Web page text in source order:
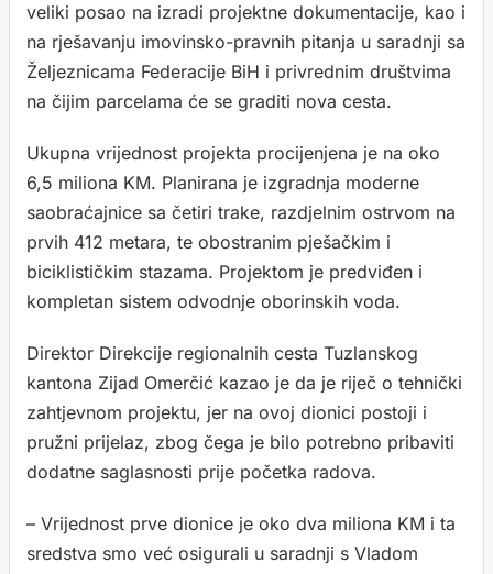
veliki posao na izradi projektne dokumentacije, kao i
na rješavanju imovinsko-pravnih pitanja u saradnji sa
Željeznicama Federacije BiH i privrednim društvima
na čijim parcelama će se graditi nova cesta.
Ukupna vrijednost projekta procijenjena je na oko
6,5 miliona KM. Planirana je izgradnja moderne
saobraćajnice sa četiri trake, razdjelnim ostrvom na
prvih 412 metara, te obostranim pješačkim i
biciklističkim stazama. Projektom je predviđen i
kompletan sistem odvodnje oborinskih voda.
Direktor Direkcije regionalnih cesta Tuzlanskog
kantona Zijad Omerčić kazao je da je riječ o tehnički
zahtjevnom projektu, jer na ovoj dionici postoji i
pružni prijelaz, zbog čega je bilo potrebno pribaviti
dodatne saglasnosti prije početka radova.
– Vrijednost prve dionice je oko dva miliona KM i ta
sredstva smo već osigurali u saradnji s Vladom